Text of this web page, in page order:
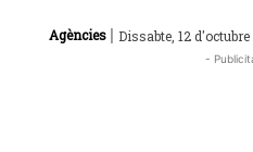
Agències | Dissabte, 12 d'octubre
-